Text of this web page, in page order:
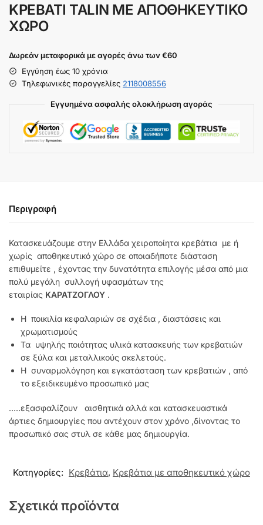
ΚΡΕΒΑΤΙ TALIN ΜΕ ΑΠΟΘΗΚΕΥΤΙΚΟ
ΧΩΡΟ
Δωρεάν μεταφορικά με αγορές άνω των €60
Εγγύηση έως 10 χρόνια
Tηλεφωνικές παραγγελίες 2118008556
Εγγυημένα ασφαλής ολοκλήρωση αγοράς
Περιγραφή
Κατασκευάζουμε στην Ελλάδα χειροποίητα κρεβάτια με ή
χωρίς αποθηκευτικό χώρο σε οποιαδήποτε διάσταση
επιθυμείτε , έχοντας την δυνατότητα επιλογής μέσα από μια
πολύ μεγάλη συλλογή υφασμάτων της
εταιρίας ΚΑΡΑΤΖΟΓΛΟΥ .
Η ποικιλία κεφαλαριών σε σχέδια , διαστάσεις και
χρωματισμούς
Τα υψηλής ποιότητας υλικά κατασκευής των κρεβατιών
σε ξύλα και μεταλλικούς σκελετούς.
Η συναρμολόγηση και εγκατάσταση των κρεβατιών , από
το εξειδικευμένο προσωπικό μας
…..εξασφαλίζουν αισθητικά αλλά και κατασκευαστικά
άρτιες δημιουργίες που αντέχουν στον χρόνο ,δίνοντας το
προσωπικό σας στυλ σε κάθε μας δημιουργία.
Κατηγορίες: Κρεβάτια, Κρεβάτια με αποθηκευτικό χώρο
Σχετικά προϊόντα